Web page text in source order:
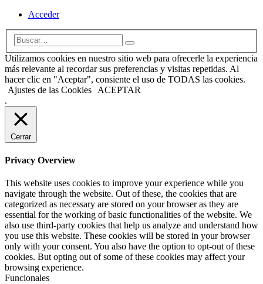
Acceder
Utilizamos cookies en nuestro sitio web para ofrecerle la experiencia
más relevante al recordar sus preferencias y visitas repetidas. Al
hacer clic en "Aceptar", consiente el uso de TODAS las cookies.
Ajustes de las Cookies
ACEPTAR
.
Cerrar
Privacy Overview
This website uses cookies to improve your experience while you
navigate through the website. Out of these, the cookies that are
categorized as necessary are stored on your browser as they are
essential for the working of basic functionalities of the website. We
also use third-party cookies that help us analyze and understand how
you use this website. These cookies will be stored in your browser
only with your consent. You also have the option to opt-out of these
cookies. But opting out of some of these cookies may affect your
browsing experience.
Funcionales